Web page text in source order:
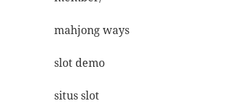
mahjong ways
slot demo
situs slot